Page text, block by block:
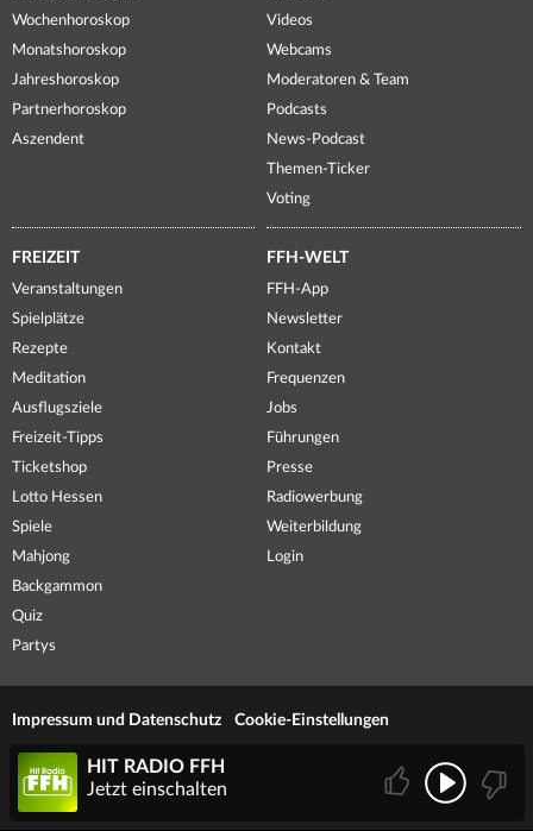
Wochenhoroskop
Monatshoroskop
Jahreshoroskop
Partnerhoroskop
Aszendent
Videos
Webcams
Moderatoren & Team
Podcasts
News-Podcast
Themen-Ticker
Voting
FREIZEIT
Veranstaltungen
Spielplätze
Rezepte
Meditation
Ausflugsziele
Freizeit-Tipps
Ticketshop
Lotto Hessen
Spiele
Mahjong
Backgammon
Quiz
Partys
FFH-WELT
FFH-App
Newsletter
Kontakt
Frequenzen
Jobs
Führungen
Presse
Radiowerbung
Weiterbildung
Login
Impressum und Datenschutz Cookie-Einstellungen
HIT RADIO FFH
Jetzt einschalten